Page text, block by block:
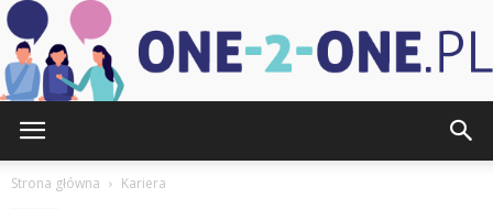
Strona główna Kariera